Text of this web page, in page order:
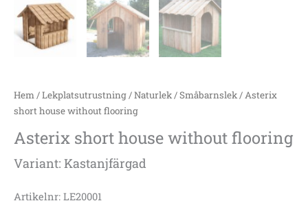
Hem/Lekplatsutrustning/Naturlek/Småbarnslek/ Asterix
short house without flooring
Asterix short house without flooring
Variant: Kastanjfärgad
Artikelnr: LE20001